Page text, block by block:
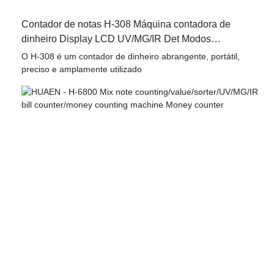
Contador de notas H-308 Máquina contadora de
dinheiro Display LCD UV/MG/IR Det Modos
multifuncionais 1100 unidades/minutos
O H-308 é um contador de dinheiro abrangente, portátil,
preciso e amplamente utilizado